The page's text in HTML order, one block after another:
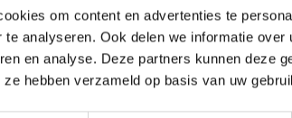
om content en advertenties te
te analyseren. Ook delen we informatie
en analyse. Deze partners kunnen deze
hebben verzameld op basis van uw
Pagina
Terug naar